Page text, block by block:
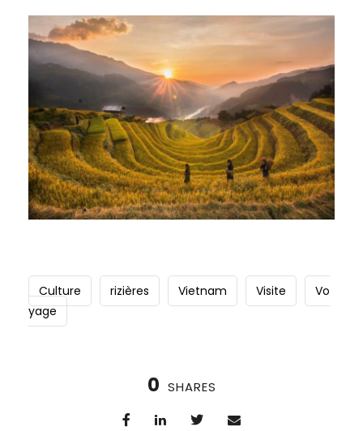
Culture rizières Vietnam Visite
Vo
yage
0 SHARES